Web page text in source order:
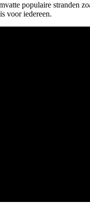
populaire stranden
voor iedereen.